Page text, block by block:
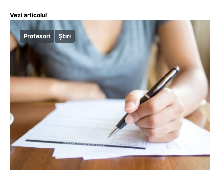
Vezi articolul
Profesori Știri